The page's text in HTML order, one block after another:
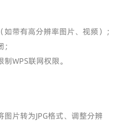
带有高分辨率图片、视频）；
WPS联网权限。
片转为JPG格式、调整分辨